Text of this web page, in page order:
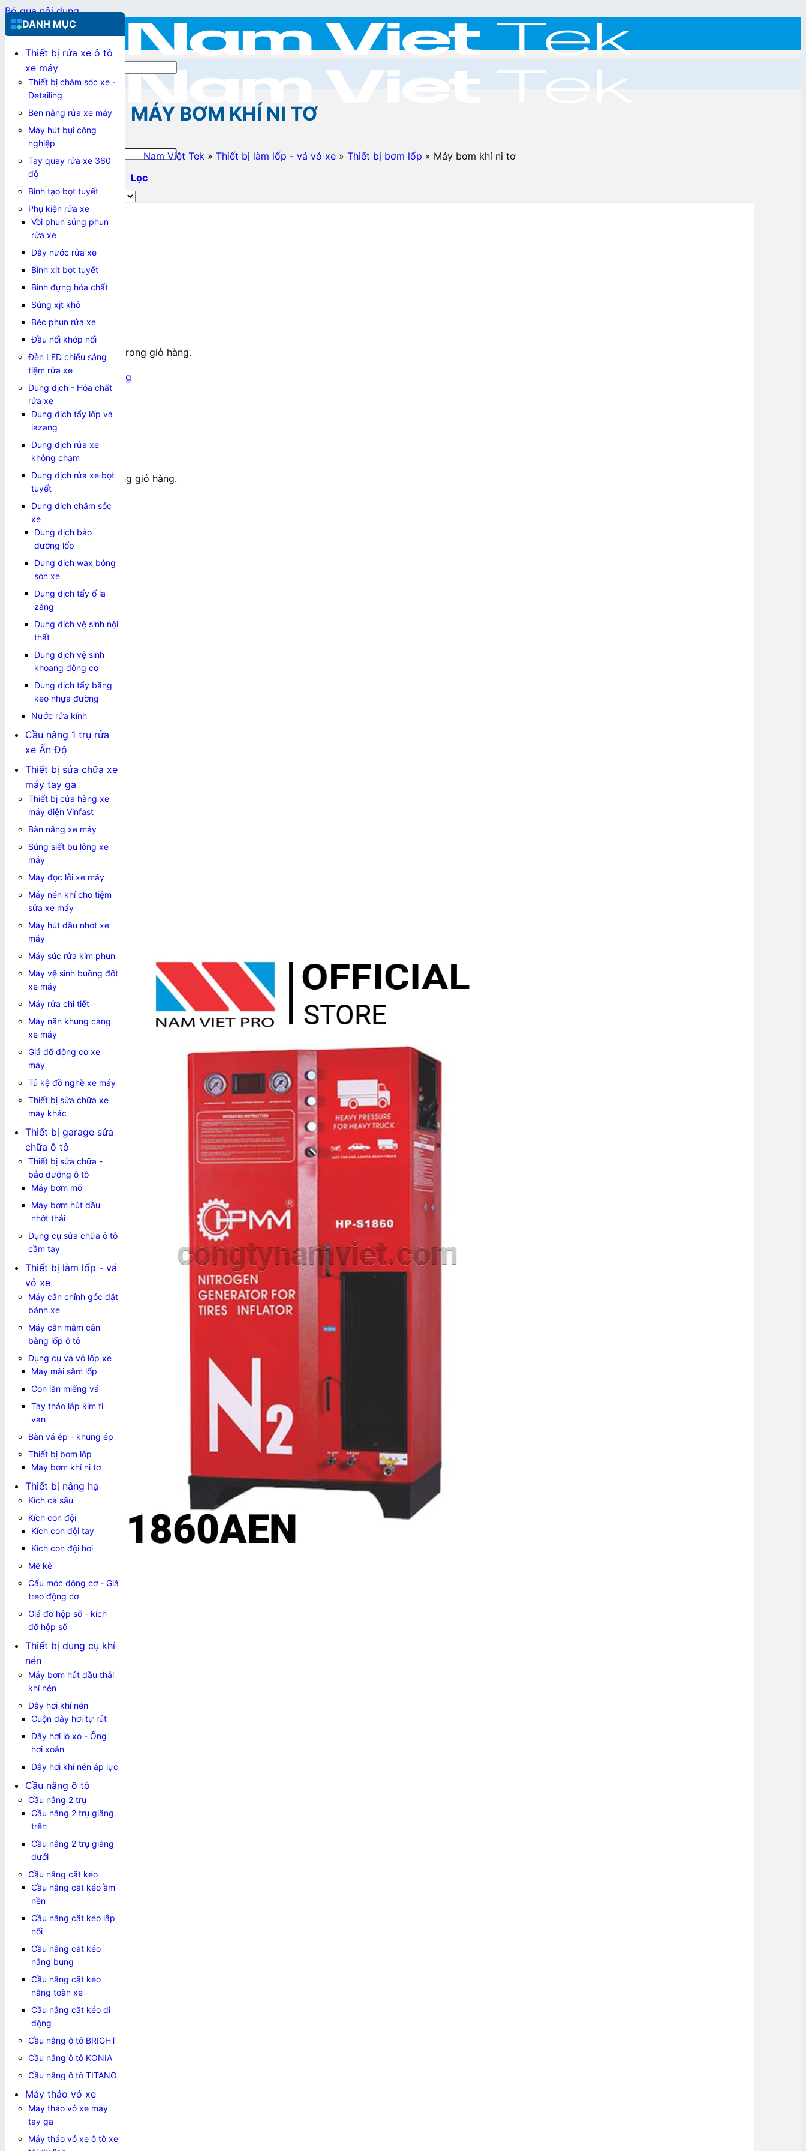
Bỏ qua nội dung
0967.355.653
Đăng nhập / Đăng ký
0 ₫
Chưa có sản phẩm trong giỏ hàng.
Quay trở lại cửa hàng
Giỏ hàng
Chưa có sản phẩm trong giỏ hàng.
Quay trở lại cửa hàng
Tìm kiếm:
MÁY BƠM KHÍ NI TƠ
Nam Việt Tek » Thiết bị làm lốp - vá vỏ xe» Thiết bị bơm lốp » Máy bơm khí ni tơ
Lọc
DANH MỤC
Thiết bị rửa xe ô tô
xe máy
Thiết bị chăm sóc xe -
Detailing
Ben nâng rửa xe máy
Máy hút bụi công
nghiệp
Tay quay rửa xe 360
độ
Bình tạo bọt tuyết
Phụ kiện rửa xe
Vòi phun súng phun
rửa xe
Dây nước rửa xe
Bình xịt bọt tuyết
Bình đựng hóa chất
Súng xịt khô
Béc phun rửa xe
Đầu nối khớp nối
Đèn LED chiếu sáng
tiệm rửa xe
Dung dịch - Hóa chất
rửa xe
Dung dịch tẩy lốp và
lazang
Dung dịch rửa xe
không chạm
Dung dịch rửa xe bọt
tuyết
Dung dịch chăm sóc
xe
Dung dịch bảo
dưỡng lốp
Dung dịch wax bóng
sơn xe
Dung dịch tẩy ố la
zăng
Dung dịch vệ sinh nội
thất
Dung dịch vệ sinh
khoang động cơ
Dung dịch tẩy băng
keo nhựa đường
Nước rửa kính
Cầu nâng 1 trụ rửa
xe Ấn Độ
Thiết bị sửa chữa xe
máy tay ga
Thiết bị cửa hàng xe
máy điện Vinfast
Bàn nâng xe máy
Súng siết bu lông xe
máy
Máy đọc lỗi xe máy
Máy nén khí cho tiệm
sửa xe máy
Máy hút dầu nhớt xe
máy
Máy súc rửa kim phun
Máy vệ sinh buồng đốt
xe máy
Máy rửa chi tiết
Máy nắn khung càng
xe máy
Giá đỡ động cơ xe
máy
Tủ kệ đồ nghề xe máy
Thiết bị sửa chữa xe
máy khác
Thiết bị garage sửa
chữa ô tô
Thiết bị sửa chữa -
bảo dưỡng ô tô
Máy bơm mỡ
Máy bơm hút dầu
nhớt thải
Dụng cụ sửa chữa ô tô
cầm tay
Thiết bị làm lốp - vá
vỏ xe
Máy cân chỉnh góc đặt
bánh xe
Máy cân mâm cân
bằng lốp ô tô
Dụng cụ vá vỏ lốp xe
Máy mài săm lốp
Con lăn miếng vá
Tay tháo lắp kim ti
van
Bàn vá ép - khung ép
Thiết bị bơm lốp
Máy bơm khí ni tơ
Thiết bị nâng hạ
Kích cá sấu
Kích con đội
Kích con đội tay
Kích con đội hơi
Mễ kê
Cẩu móc động cơ - Giá
treo động cơ
Giá đỡ hộp số - kích
đỡ hộp số
Thiết bị dụng cụ khí
nén
Máy bơm hút dầu thải
khí nén
Dây hơi khí nén
Cuộn dây hơi tự rút
Dây hơi lò xo - Ống
hơi xoắn
Dây hơi khí nén áp lực
Cầu nâng ô tô
Cầu nâng 2 trụ
Cầu nâng 2 trụ giằng
trên
Cầu nâng 2 trụ giằng
dưới
Cầu nâng cắt kéo
Cầu nâng cắt kéo ầm
nền
Cầu nâng cắt kéo lắp
nổi
Cầu nâng cắt kéo
nâng bụng
Cầu nâng cắt kéo
nâng toàn xe
Cầu nâng cắt kéo di
động
Cầu nâng ô tô BRIGHT
Cầu nâng ô tô KONIA
Cầu nâng ô tô TITANO
Máy tháo vỏ xe
Máy tháo vỏ xe máy
tay ga
Máy tháo vỏ xe ô tô xe